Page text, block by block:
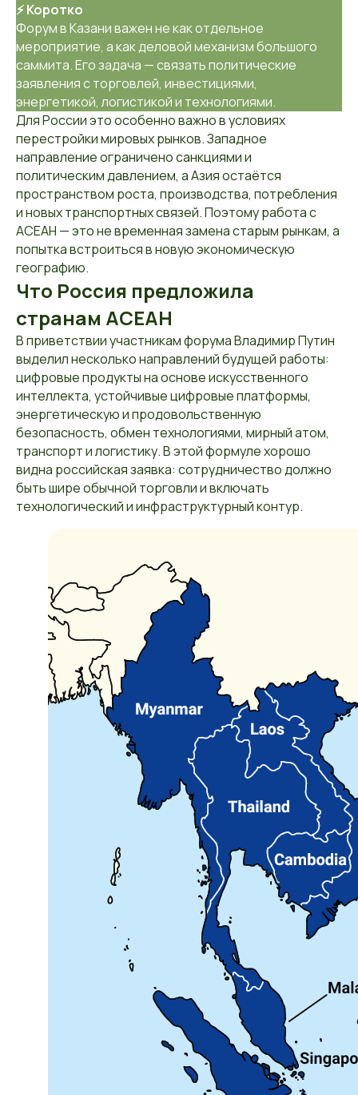
⚡ Коротко
Форум в Казани важен не как отдельное
мероприятие, а как деловой механизм большого
саммита. Его задача — связать политические
заявления с торговлей, инвестициями,
энергетикой, логистикой и технологиями.
Для России это особенно важно в условиях
перестройки мировых рынков. Западное
направление ограничено санкциями и
политическим давлением, а Азия остаётся
пространством роста, производства, потребления
и новых транспортных связей. Поэтому работа с
АСЕАН — это не временная замена старым рынкам, а
попытка встроиться в новую экономическую
географию.
Что Россия предложила
странам АСЕАН
В приветствии участникам форума Владимир Путин
выделил несколько направлений будущей работы:
цифровые продукты на основе искусственного
интеллекта, устойчивые цифровые платформы,
энергетическую и продовольственную
безопасность, обмен технологиями, мирный атом,
транспорт и логистику. В этой формуле хорошо
видна российская заявка: сотрудничество должно
быть шире обычной торговли и включать
технологический и инфраструктурный контур.